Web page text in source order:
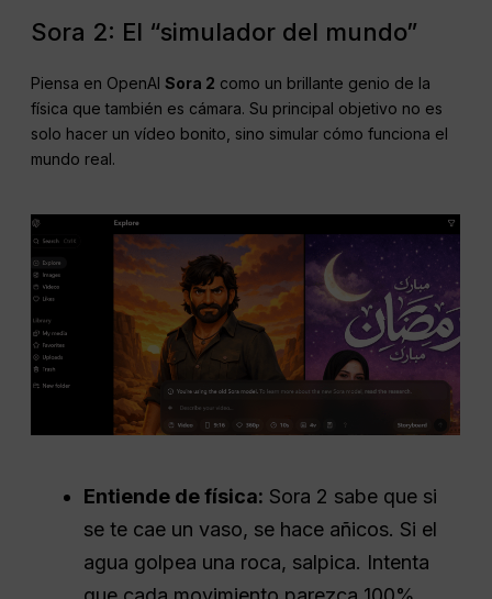
Sora 2: El “simulador del mundo”
Piensa en OpenAISora 2 como un brillante genio de la
física que también es cámara. Su principal objetivo no es
solo hacer un vídeo bonito, sino simular cómo funciona el
mundo real.
Entiende de física: Sora 2 sabe que si
se te cae un vaso, se hace añicos. Si el
agua golpea una roca, salpica. Intenta